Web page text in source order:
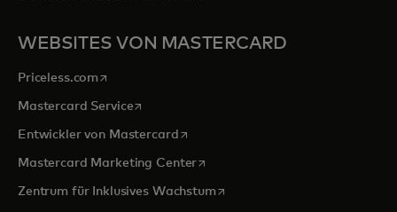
WEBSITES VON MASTERCARD
Priceless.com wird in einer neuen Registerkarte geöffnet
Mastercard Servicewird in einer neuen Registerkarte geöffnet
Entwickler von Mastercardwird in einer neuen Registerkarte
Mastercard Marketing Centerwird in einer neuen
Zentrum für Inklusives Wachstumwird in einer neuen